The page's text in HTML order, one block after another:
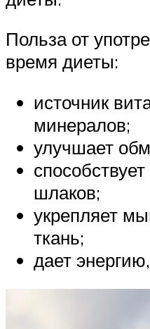
Польза от
время диеты:
источник
минералов;
улучшает
шлаков;
укрепляет
ткань;
дает